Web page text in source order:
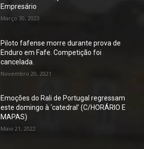
Empresário
Março 30, 2023
Piloto fafense morre durante prova de
Enduro em Fafe. Competição foi
cancelada.
Novembro 20, 2021
Emoções do Rali de Portugal regressam
este domingo à ‘catedral’ (C/HORÁRIO E
MAPAS)
Maio 21, 2022